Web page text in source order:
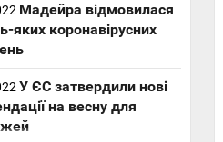
Мадейра відмовилася
яких коронавірусних
У ЄС затвердили нові
на весну для